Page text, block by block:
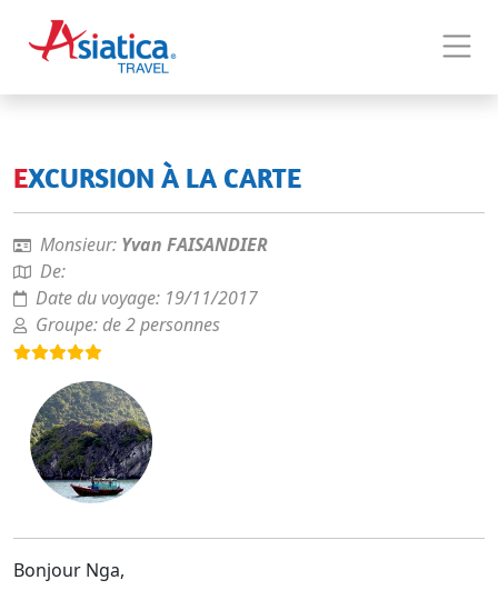
EXCURSION À LA CARTE
Monsieur: Yvan FAISANDIER
De:
Date du voyage: 19/11/2017
Groupe:de 2 personnes
Bonjour Nga,